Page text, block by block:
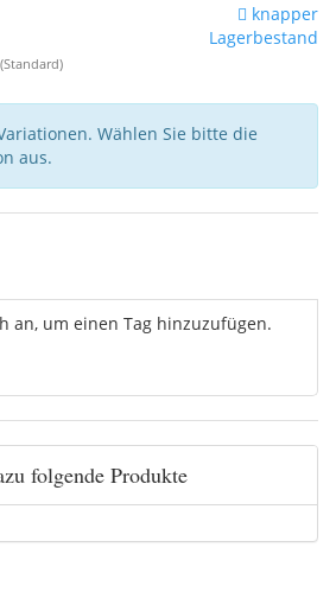
(Standard)
knapper
Lagerbestand
Wählen Sie bitte die
aus.
an, um einen Tag hinzuzufügen.
folgende Produkte